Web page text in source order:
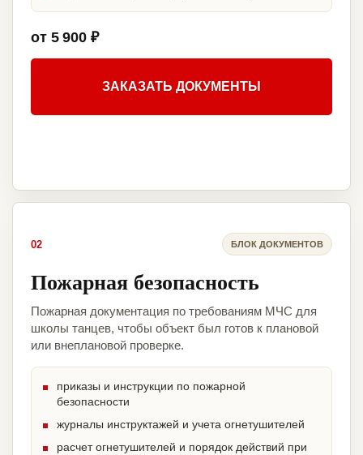
от 5 900 ₽
ЗАКАЗАТЬ ДОКУМЕНТЫ
02 БЛОК ДОКУМЕНТОВ
Пожарная безопасность
Пожарная документация по требованиям МЧС для
школы танцев, чтобы объект был готов к плановой
или внеплановой проверке.
приказы и инструкции по пожарной
безопасности
журналы инструктажей и учета огнетушителей
расчет огнетушителей и порядок действий при